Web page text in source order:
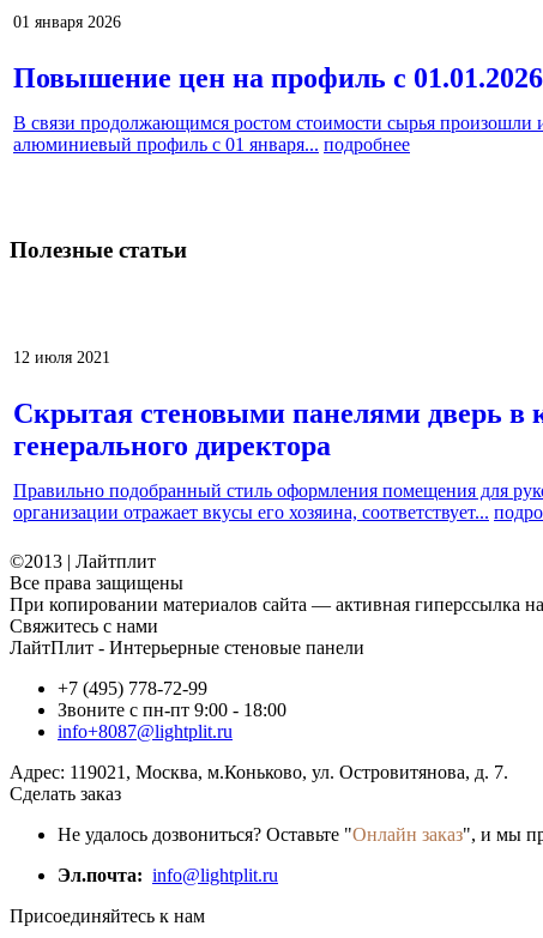
01 января 2026
Повышение цен на профиль с
В связи продолжающимся ростом стоимости сырья произошли
алюминиевый профиль с 01 января... подробнее
Полезные статьи
12 июля 2021
Скрытая стеновыми панелями дверь в
генерального директора
Правильно подобранный стиль оформления помещения для
организации отражает вкусы его хозяина, соответствует...
©2013 | Лайтплит
Все права защищены
При копировании материалов сайта — активная гиперссылка
Свяжитесь с нами
ЛайтПлит - Интерьерные стеновые панели
+7 (495) 778-72-99
Звоните с пн-пт 9:00 - 18:00
info+8087@lightplit.ru
Адрес: 119021 , Москва, м.Коньково, ул. Островитянова, д. 7.
Сделать заказ
Не удалось дозвониться? Оставьте "Онлайн заказ", и мы
Эл.почта: info@lightplit.ru
Присоединяйтесь к нам